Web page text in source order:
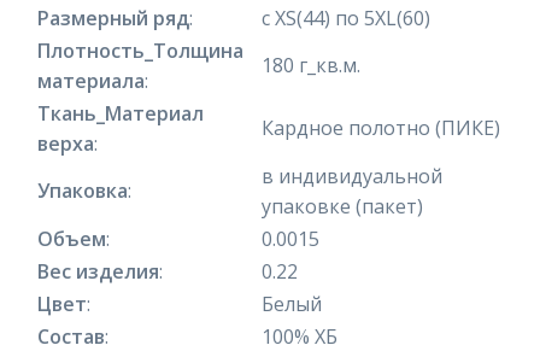
Размерный ряд:
с XS(44) по 5XL(60)
Плотность_Толщина
материала:
180 г_кв.м.
Ткань_Материал
верха:
Кардное полотно (ПИКЕ)
Упаковка:
в индивидуальной
упаковке (пакет)
Объем:
0.0015
Вес изделия:
0.22
Цвет:
Белый
Состав:
100% ХБ